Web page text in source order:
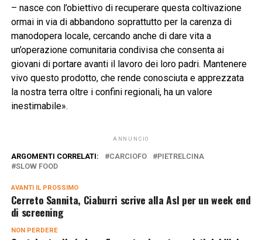
– nasce con l’obiettivo di recuperare questa coltivazione
ormai in via di abbandono soprattutto per la carenza di
manodopera locale, cercando anche di dare vita a
un’operazione comunitaria condivisa che consenta ai
giovani di portare avanti il lavoro dei loro padri. Mantenere
vivo questo prodotto, che rende conosciuta e apprezzata
la nostra terra oltre i confini regionali, ha un valore
inestimabile».
ANNUNCIO
ARGOMENTI CORRELATI: CARCIOFO
PIETRELCINA
SLOW FOOD
AVANTI IL ​​PROSSIMO
Cerreto Sannita, Ciaburri scrive alla Asl per un week end
di screening
NON PERDERE